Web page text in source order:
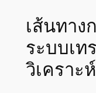
เส้นทา
ระบบเท
วิเคราะ